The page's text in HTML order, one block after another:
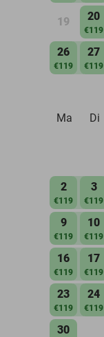
19 20
€119
26
€119
27
€119
Ma
Di
2
€119
3
€119
9
€119
10
€119
16
€119
17
€119
23
€119
24
€119
30